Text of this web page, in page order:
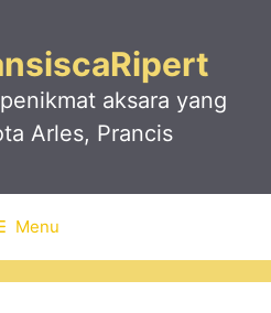
aksara yang
Arles, Prancis
Menu